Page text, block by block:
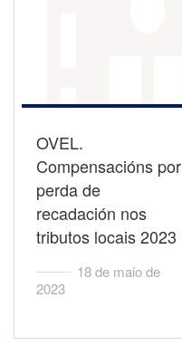
OVEL.
Compensacións por
perda de
recadación nos
tributos locais 2023
18 de maio de
2023